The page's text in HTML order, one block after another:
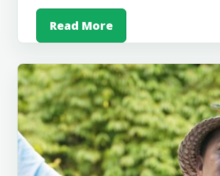
Read More